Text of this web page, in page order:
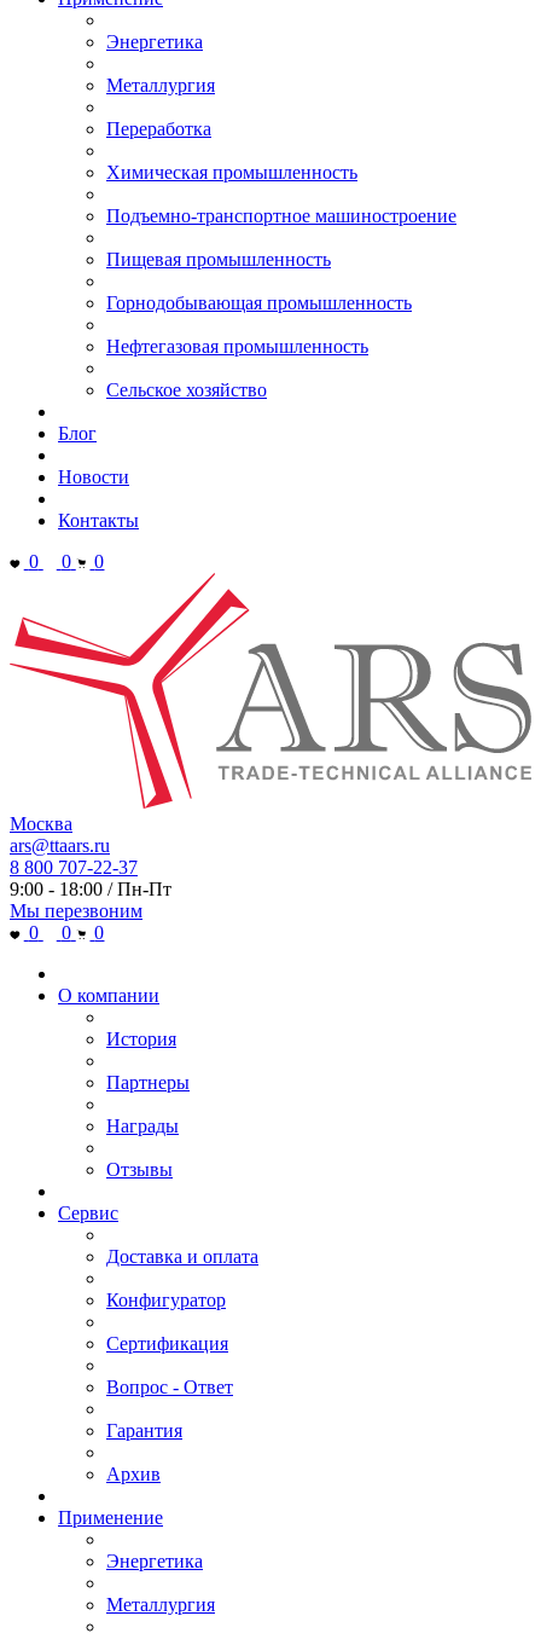
Энергетика
Металлургия
Переработка
Химическая промышленность
Подъемно-транспортное машиностроение
Пищевая промышленность
Горнодобывающая промышленность
Нефтегазовая промышленность
Сельское хозяйство
Блог
Новости
Контакты
0
0 0
Москва
ars@ttaars.ru
8 800 707-22-37
9:00 - 18:00 / Пн-Пт
Мы перезвоним
0
0 0
О компании
История
Партнеры
Награды
Отзывы
Сервис
Доставка и оплата
Конфигуратор
Сертификация
Вопрос - Ответ
Гарантия
Архив
Применение
Энергетика
Металлургия